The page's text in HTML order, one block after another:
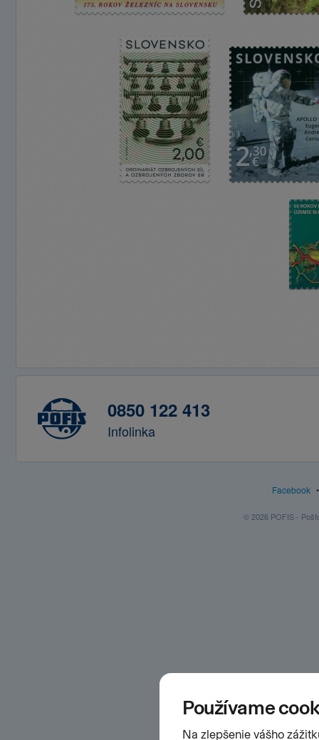
0850 122 413
Infolinka
Facebook
© 2026 POFIS -